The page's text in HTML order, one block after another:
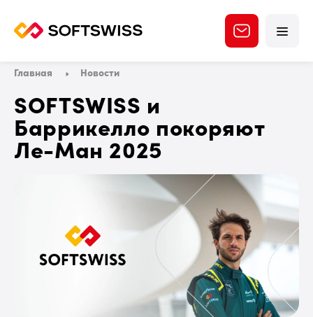
Главная Новости
SOFTSWISS и
Баррикелло покоряют
Ле-Ман 2025